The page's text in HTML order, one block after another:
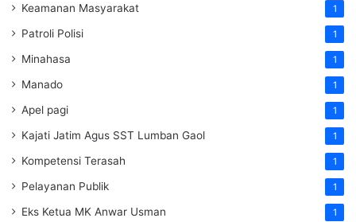
Keamanan Masyarakat 1
Patroli Polisi 1
Minahasa 1
Manado 1
Apel pagi 1
Kajati Jatim Agus SST Lumban Gaol 1
Kompetensi Terasah 1
Pelayanan Publik 1
Eks Ketua MK Anwar Usman 1